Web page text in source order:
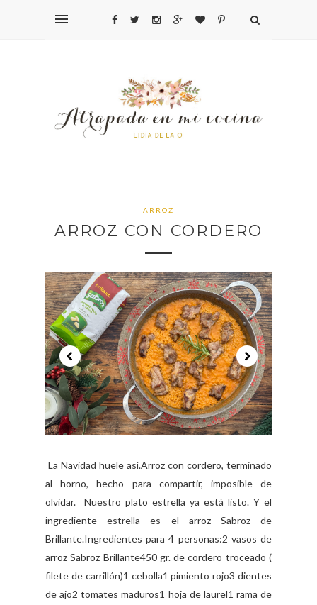
ARROZ
ARROZ CON CORDERO
La Navidad huele así.Arroz con cordero, terminado
al horno, hecho para compartir, imposible de
olvidar. Nuestro plato estrella ya está listo. Y el
ingrediente estrella es el arroz Sabroz de
Brillante.Ingredientes para 4 personas:2 vasos de
arroz Sabroz Brillante450 gr. de cordero troceado (
filete de carrillón)1 cebolla1 pimiento rojo3 dientes
de ajo2 tomates maduros1 hoja de laurel1 rama de